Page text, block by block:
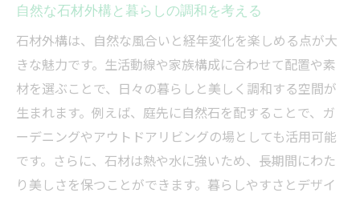
外構工事で資産価値が向上する理由とは
牛久市で外構工事を成功させるための秘訣
外構工事成功のための業者比較ポイント
口コミや事例で学ぶ牛久市の外構工事
石材選びとデザイン提案の重要性を解説
外構工事で後悔しないための確認事項
プロの視点で見る外構工事の成功事例
自然な石材外構と暮らしの調和を考える
石材外構は、自然な風合いと経年変化を楽しめる点が大
きな魅力です。生活動線や家族構成に合わせて配置や素
材を選ぶことで、日々の暮らしと美しく調和する空間が
生まれます。例えば、庭先に自然石を配することで、ガ
ーデニングやアウトドアリビングの場としても活用可能
です。さらに、石材は熱や水に強いため、長期間にわた
り美しさを保つことができます。暮らしやすさとデザイ